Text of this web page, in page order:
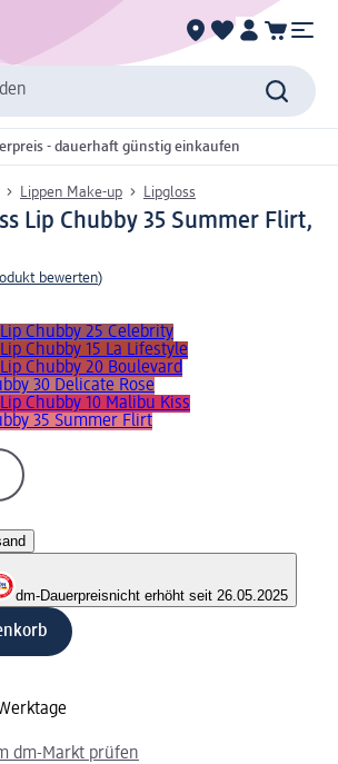
- dauerhaft günstig einkaufen
Lippen Make-up Lipgloss
Lip Chubby 35 Summer Flirt,
bewerten)
Chubby 25 Celebrity
Chubby 15 La Lifestyle
Chubby 20 Boulevard
30 Delicate Rose
Chubby 10 Malibu Kiss
35 Summer Flirt
dm-Dauerpreisnicht erhöht seit 26.05.2025
dm-Markt prüfen